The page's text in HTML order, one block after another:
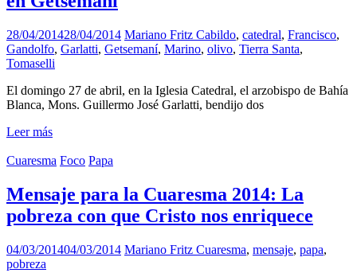
28/04/201428/04/2014 Mariano Fritz Cabildo, catedral, Francisco,
Gandolfo, Garlatti, Getsemaní, Marino, olivo, Tierra Santa,
Tomaselli
El domingo 27 de abril, en la Iglesia Catedral, el arzobispo de Bahía
Blanca, Mons. Guillermo José Garlatti, bendijo dos
Leer más
Cuaresma Foco Papa
Mensaje para la Cuaresma 2014: La
pobreza con que Cristo nos enriquece
04/03/201404/03/2014 Mariano Fritz Cuaresma, mensaje, papa,
pobreza